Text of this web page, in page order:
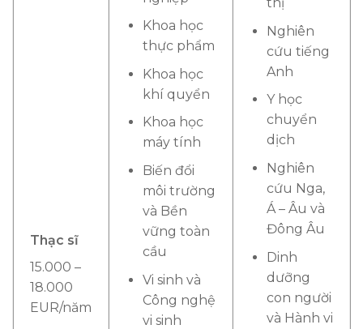
Thạc sĩ
15.000 –
18.000
EUR/năm
Khoa học
thực phẩm
Khoa học
khí quyển
Khoa học
máy tính
Biến đổi
môi trường
và Bền
vững toàn
cầu
Vi sinh và
Công nghệ
vi sinh
Nghiên
cứu tiếng
Anh
Y học
chuyển
dịch
Nghiên
cứu Nga,
Á – Âu và
Đông Âu
Dinh
dưỡng
con người
và Hành vi